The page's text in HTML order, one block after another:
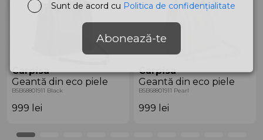
Carpisa
Geantă din eco piele
BSB68801911 Black
999 lei
Carpisa
Geantă din eco piele
BSB68801911 Pearl
999 lei
Sunt de acord cu Politica de confidențialitate
Abonează-te